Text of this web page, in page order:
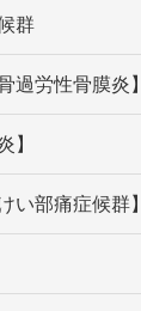
群
過労性骨膜炎】
】
い部痛症候群】